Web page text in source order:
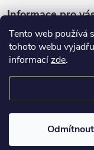
Tento web používá
tohoto webu
informacízde.
Odmítnout
Informace pro
Copyright 2026